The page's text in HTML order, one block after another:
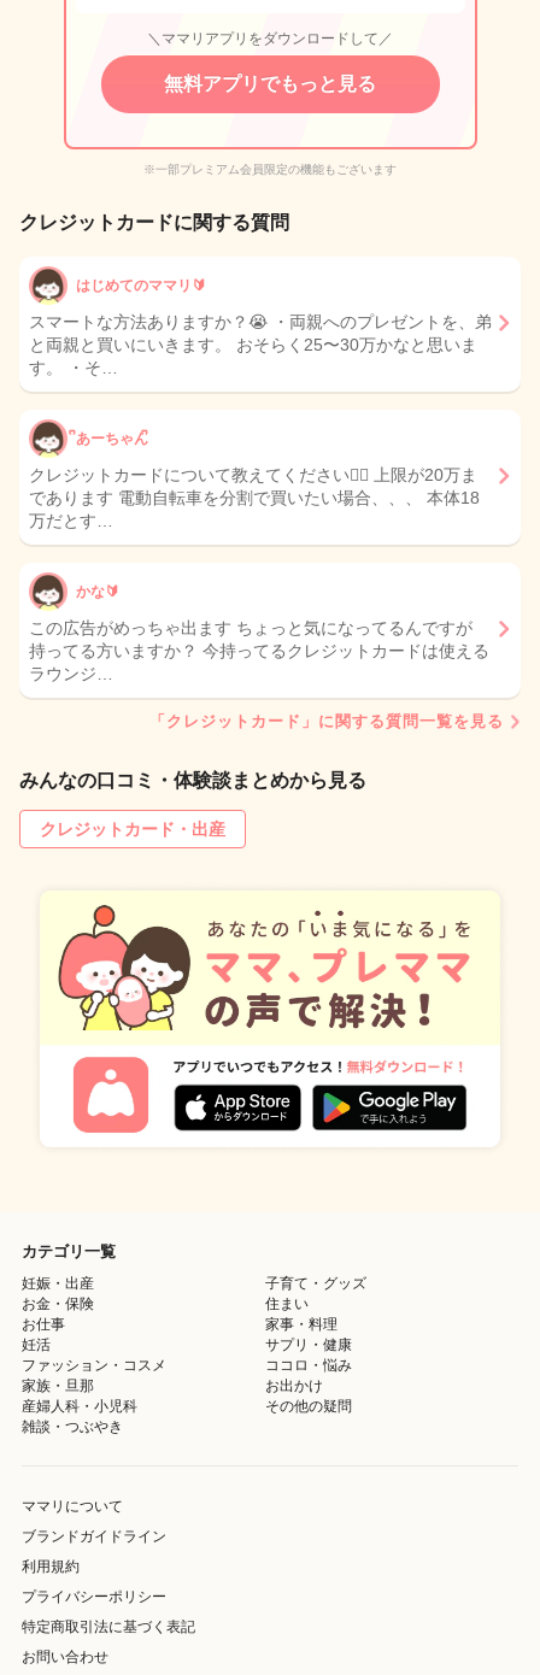
＼ママリアプリをダウンロードして／
無料アプリでもっと見る
※一部プレミアム会員限定の機能もございます
クレジットカードに関する質問
はじめてのママリ🔰
スマートな方法ありますか？😭 ・両親へのプレゼントを、弟
と両親と買いにいきます。 おそらく25〜30万かなと思いま
す。 ・そ…
ᩚあーちゃんᩚ
クレジットカードについて教えてください🙇‍♀️ 上限が20万ま
であります 電動自転車を分割で買いたい場合、、、 本体18
万だとす…
かな🔰
この広告がめっちゃ出ます ちょっと気になってるんですが
持ってる方いますか？ 今持ってるクレジットカードは使える
ラウンジ…
「クレジットカード」に関する質問一覧を見る
みんなの口コミ・体験談まとめから見る
クレジットカード・出産
カテゴリ一覧
妊娠・出産
子育て・グッズ
お金・保険
住まい
お仕事
家事・料理
妊活
サプリ・健康
ファッション・コスメ
ココロ・悩み
家族・旦那
お出かけ
産婦人科・小児科
その他の疑問
雑談・つぶやき
ママリについて
ブランドガイドライン
利用規約
プライバシーポリシー
特定商取引法に基づく表記
お問い合わせ